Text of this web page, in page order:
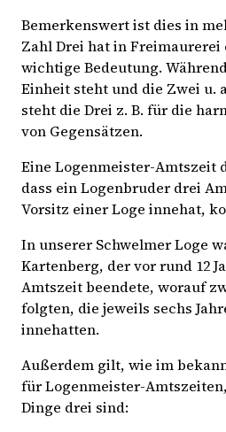
Bemerkenswert ist dies in
Zahl Drei hat in Freimaurerei
wichtige Bedeutung.
Einheit steht und die Zwei u.
steht die Drei z. B. für die
von Gegensätzen.
Eine Logenmeister-Amtszeit
dass ein Logenbruder drei
Vorsitz einer Loge innehat,
In unserer Schwelmer Loge
Kartenberg, der vor rund 12
Amtszeit beendete, worauf
folgten, die jeweils sechs
innehatten.
Außerdem gilt, wie im
für Logenmeister-
Dinge drei sind: